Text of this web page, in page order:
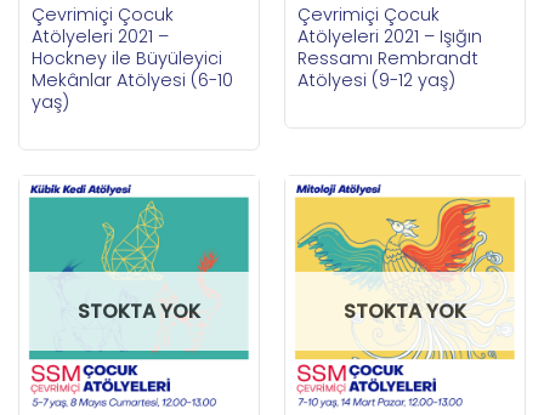
Çevrimiçi Çocuk
Atölyeleri 2021 –
Hockney ile Büyüleyici
Mekânlar Atölyesi (6-10
yaş)
Çevrimiçi Çocuk
Atölyeleri 2021 – Işığın
Ressamı Rembrandt
Atölyesi (9-12 yaş)
STOKTA YOK STOKTA YOK